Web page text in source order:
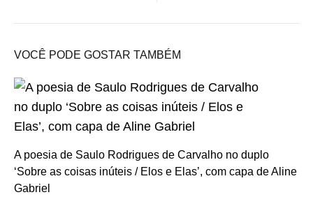
VOCÊ PODE GOSTAR TAMBÉM
A poesia de Saulo Rodrigues de Carvalho no duplo
‘Sobre as coisas inúteis / Elos e Elas’, com capa de Aline
Gabriel